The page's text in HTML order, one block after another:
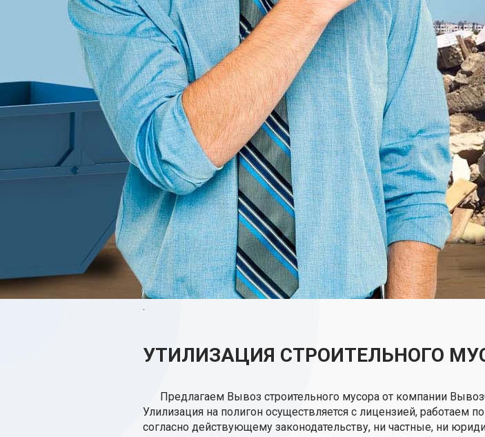
.
УТИЛИЗАЦИЯ СТРОИТЕЛЬНОГО
Предлагаем Вывоз строительного мусора от компании
Улилизация на полигон осуществляется с лицензией, работаем
согласно действующему законодательству, ни частные, ни